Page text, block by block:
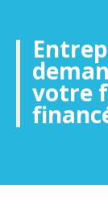
votre